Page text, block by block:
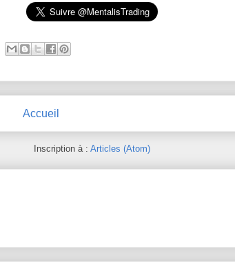
Accueil
Inscription à : Articles (Atom)